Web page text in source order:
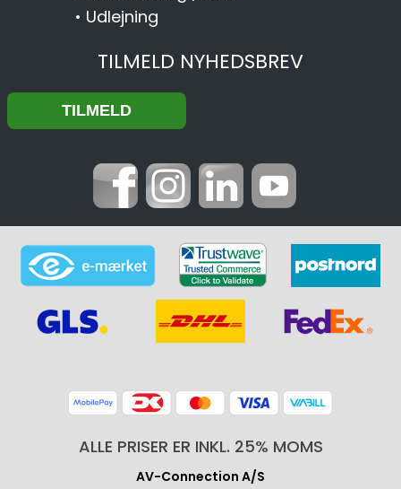
• Udlejning
TILMELD NYHEDSBREV
ALLE PRISER ER INKL. 25% MOMS
AV-Connection A/S